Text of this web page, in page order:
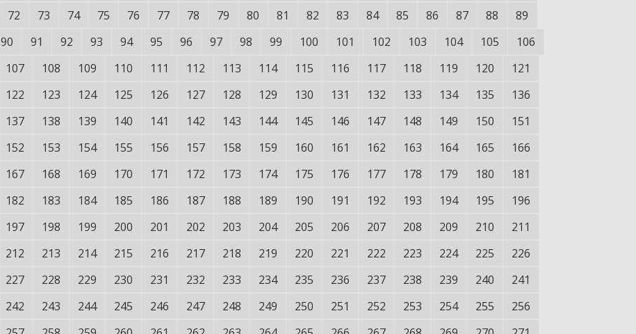
72
73 74 75 76 77 78 79 80 81 82 83 84 85 86 87 88
89
90
91 92 93 94 95 96 97 98 99 100 101 102 103 104 105
106
107
108 109 110 111 112 113 114 115 116 117 118 119 120
121
122
123 124 125 126 127 128 129 130 131 132 133 134 135
136
137
138 139 140 141 142 143 144 145 146 147 148 149 150
151
152
153 154 155 156 157 158 159 160 161 162 163 164 165
166
167
168 169 170 171 172 173 174 175 176 177 178 179 180
181
182
183 184 185 186 187 188 189 190 191 192 193 194 195
196
197
198 199 200 201 202 203 204 205 206 207 208 209 210
211
212
213 214 215 216 217 218 219 220 221 222 223 224 225
226
227
228 229 230 231 232 233 234 235 236 237 238 239 240
241
242
243 244 245 246 247 248 249 250 251 252 253 254 255
256